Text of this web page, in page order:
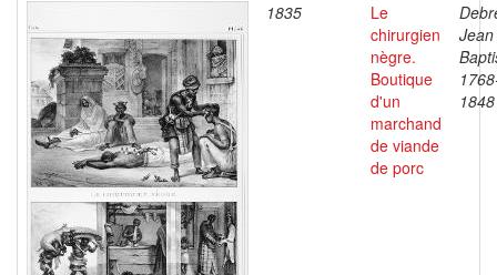
1835
Le
chirurgien
nègre.
Boutique
d'un
marchand
de viande
de porc
Jean
1848